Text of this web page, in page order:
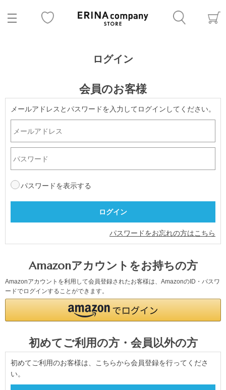
ログイン
会員のお客様
メールアドレスとパスワードを入力してログインしてください。
パスワードを表示する
パスワードをお忘れの方はこちら
Amazonアカウントをお持ちの方
Amazonアカウントを利用して会員登録されたお客様は、AmazonのID・パスワ
ードでログインすることができます。
初めてご利用の方・会員以外の方
初めてご利用のお客様は、こちらから会員登録を行ってくださ
い。